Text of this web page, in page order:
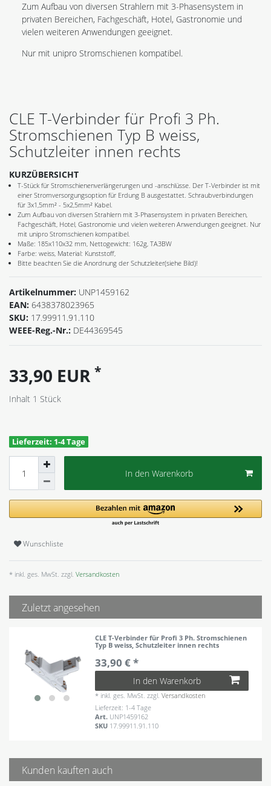
Zum Aufbau von diversen Strahlern mit 3-Phasensystem in
privaten Bereichen, Fachgeschäft, Hotel, Gastronomie und
vielen weiteren Anwendungen geeignet.
Nur mit unipro Stromschienen kompatibel.
CLE T-Verbinder für Profi 3 Ph.
Stromschienen Typ B weiss,
Schutzleiter innen rechts
KURZÜBERSICHT
T-Stück für Stromschienenverlängerungen und -anschlüsse. Der T-Verbinder ist mit
einer Stromversorgungsoption für Erdung B ausgestattet. Schraubverbindungen
für 3x1,5mm² - 5x2,5mm² Kabel.
Zum Aufbau von diversen Strahlern mit 3-Phasensystem in privaten Bereichen,
Fachgeschäft, Hotel, Gastronomie und vielen weiteren Anwendungen geeignet. Nur
mit unipro Stromschienen kompatibel.
Maße: 185x110x32 mm, Nettogewicht: 162g, TA3BW
Farbe: weiss, Material: Kunststoff,
Bitte beachten Sie die Anordnung der Schutzleiter(siehe Bild)!
Artikelnummer: UNP1459162
EAN: 6438378023965
SKU: 17.99911.91.110
WEEE-Reg.-Nr.: DE44369545
33,90 EUR *
Inhalt 1 Stück
Lieferzeit: 1-4 Tage
In den Warenkorb
Wunschliste
* inkl. ges. MwSt. zzgl. Versandkosten
Zuletzt angesehen
CLE T-Verbinder für Profi 3 Ph. Stromschienen
Typ B weiss, Schutzleiter innen rechts
33,90 € *
In den Warenkorb
* inkl. ges. MwSt. zzgl.Versandkosten
Lieferzeit: 1-4 Tage
Art. UNP1459162
SKU 17.99911.91.110
Kunden kauften auch